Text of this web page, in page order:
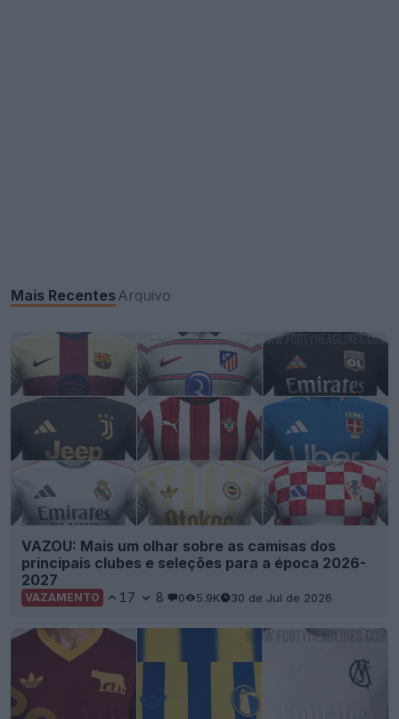
Mais Recentes Arquivo
VAZOU: Mais um olhar sobre as camisas dos
principais clubes e seleções para a época 2026-
2027
VAZAMENTO 17 8 0 5.9K 30 de Jul de 2026